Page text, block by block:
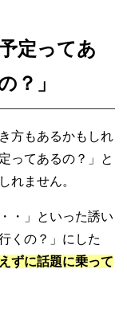
定ってあ
？」
方もあるかもしれ
ってあるの？」と
れません。
・」といった誘い
くの？」にした
ずに話題に乗って